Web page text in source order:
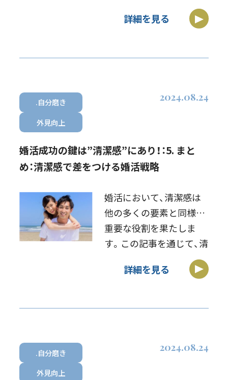
んなに性格が良くても、
第一印象が悪いと、その
詳細を見る
.自分磨き
外見向上
2024.08.24
婚活成功の鍵は”清潔感”にあり！：5. まと
め：清潔感で差をつける婚活戦略
婚活において、清潔感は
他の多くの要素と同様に
重要な役割を果たしま
す。この記事を通じて、清
潔感がただの外見の問題
ではなく、自己尊重、信頼
詳細を見る
.自分磨き
外見向上
2024.08.24